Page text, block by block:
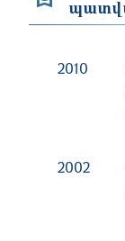
2010
2002